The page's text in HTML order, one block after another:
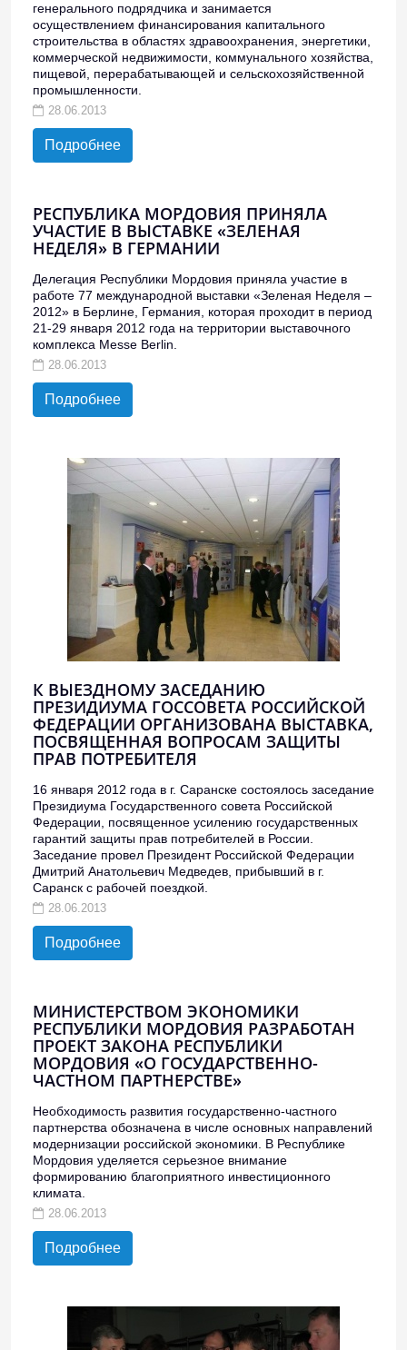
генерального подрядчика и занимается
осуществлением финансирования капитального
строительства в областях здравоохранения, энергетики,
коммерческой недвижимости, коммунального хозяйства,
пищевой, перерабатывающей и сельскохозяйственной
промышленности.
28.06.2013
Подробнее
РЕСПУБЛИКА МОРДОВИЯ ПРИНЯЛА
УЧАСТИЕ В ВЫСТАВКЕ «ЗЕЛЕНАЯ
НЕДЕЛЯ» В ГЕРМАНИИ
Делегация Республики Мордовия приняла участие в
работе 77 международной выставки «Зеленая Неделя –
2012» в Берлине, Германия, которая проходит в период
21-29 января 2012 года на территории выставочного
комплекса Messe Berlin.
28.06.2013
Подробнее
К ВЫЕЗДНОМУ ЗАСЕДАНИЮ
ПРЕЗИДИУМА ГОССОВЕТА РОССИЙСКОЙ
ФЕДЕРАЦИИ ОРГАНИЗОВАНА ВЫСТАВКА,
ПОСВЯЩЕННАЯ ВОПРОСАМ ЗАЩИТЫ
ПРАВ ПОТРЕБИТЕЛЯ
16 января 2012 года в г. Саранске состоялось заседание
Президиума Государственного совета Российской
Федерации, посвященное усилению государственных
гарантий защиты прав потребителей в России.
Заседание провел Президент Российской Федерации
Дмитрий Анатольевич Медведев, прибывший в г.
Саранск с рабочей поездкой.
28.06.2013
Подробнее
МИНИСТЕРСТВОМ ЭКОНОМИКИ
РЕСПУБЛИКИ МОРДОВИЯ РАЗРАБОТАН
ПРОЕКТ ЗАКОНА РЕСПУБЛИКИ
МОРДОВИЯ «О ГОСУДАРСТВЕННО-
ЧАСТНОМ ПАРТНЕРСТВЕ»
Необходимость развития государственно-частного
партнерства обозначена в числе основных направлений
модернизации российской экономики. В Республике
Мордовия уделяется серьезное внимание
формированию благоприятного инвестиционного
климата.
28.06.2013
Подробнее